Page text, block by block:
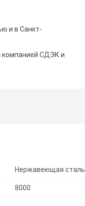
и в Санкт-
компанией СДЭК и
Нержавеющая сталь
8000